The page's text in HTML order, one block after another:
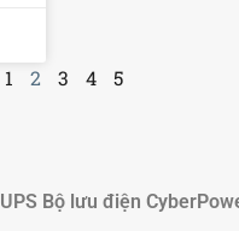
1 2 3 4 5
UPS Bộ lưu điện